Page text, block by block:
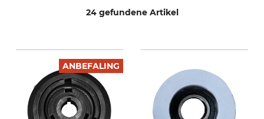
24 gefundene Artikel
ANBEFALING